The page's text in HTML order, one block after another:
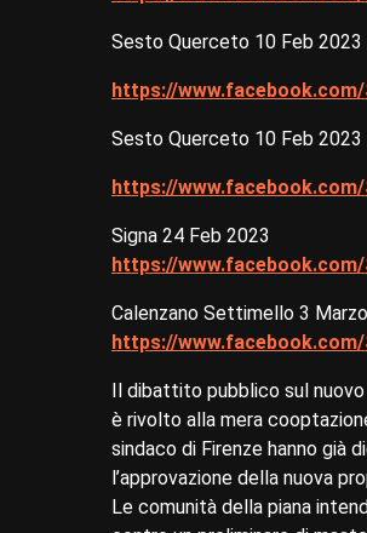
Sesto Querceto 10 Feb 2023
https://
Sesto Querceto 10 Feb
https://
Signa 24 Feb 2023
https://
Calenzano Settimello 3
https://
Il dibattito pubblico sul
è rivolto alla mera
sindaco di Firenze hanno già
l’approvazione della nuova
Le comunità della piana